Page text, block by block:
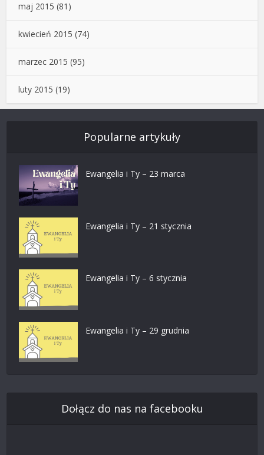
maj 2015 (81)
kwiecień 2015 (74)
marzec 2015 (95)
luty 2015 (19)
Popularne artykuły
Ewangelia i Ty – 23 marca
Ewangelia i Ty – 21 stycznia
Ewangelia i Ty – 6 stycznia
Ewangelia i Ty – 29 grudnia
Dołącz do nas na facebooku